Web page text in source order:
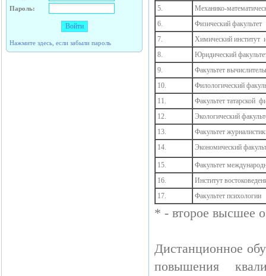
Пароль:
Нажмите здесь, если забыли пароль
5.
Механико-
6.
Физический факультет
7.
Химический
8.
Юридический
9.
Факультет
10.
Филологический
11.
Факультет татарской
12.
Экологический
13.
Факультет
14.
Экономический
15.
Факультет
16.
Институт
17.
Факультет психологии
* - второе высшее
Дистанционное
повышения